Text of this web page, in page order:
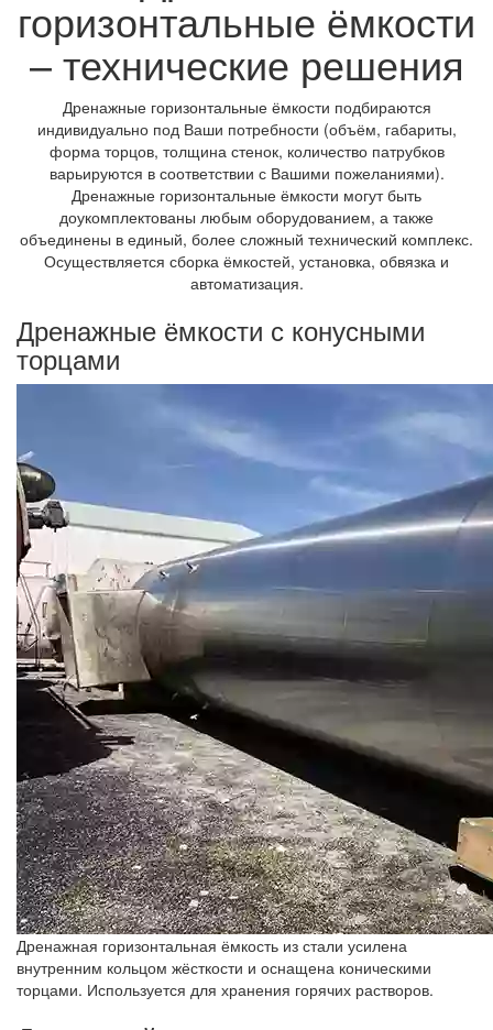
горизонтальные ёмкости
– технические решения
Дренажные горизонтальные ёмкости подбираются
индивидуально под Ваши потребности (объём, габариты,
форма торцов, толщина стенок, количество патрубков
варьируются в соответствии с Вашими пожеланиями).
Дренажные горизонтальные ёмкости могут быть
доукомплектованы любым оборудованием, а также
объединены в единый, более сложный технический комплекс.
Осуществляется сборка ёмкостей, установка, обвязка и
автоматизация.
Дренажные ёмкости с конусными
торцами
Дренажная горизонтальная ёмкость из стали усилена
внутренним кольцом жёсткости и оснащена коническими
торцами. Используется для хранения горячих растворов.